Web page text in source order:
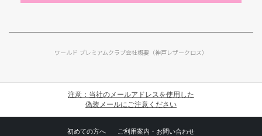
ワールド プレミアムクラブ会社概要（神戸レザークロス）
注意：当社のメールアドレスを使用した
偽装メールにご注意ください
初めての方へ ご利用案内・お問い合わせ